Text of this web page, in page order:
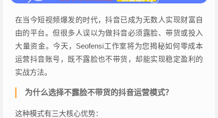
在当今短视频爆发的时代，抖音已成为无数人实现财富自
由的平台。但很多人误以为做抖音必须露脸、带货或投入
大量资金。今天，Seofensi工作室将为您揭秘如何零成本
运营抖音账号，既不露脸也不带货，却能实现稳定盈利的
实战方法。
为什么选择不露脸不带货的抖音运营模式？
这种模式有三大核心优势：